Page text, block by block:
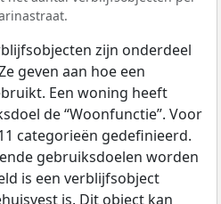
zijn onderdeel
geven aan hoe een
Een woning heeft
de “Woonfunctie”. Voor
categorieën gedefinieerd.
gebruiksdoelen worden
is een verblijfsobject
is. Dit object kan